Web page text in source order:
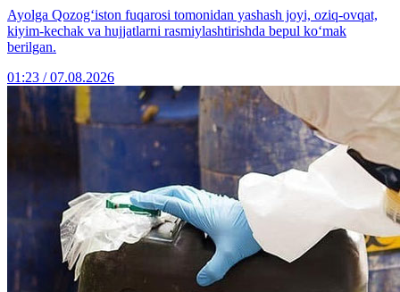
Ayolga Qozog‘iston fuqarosi tomonidan yashash joyi, oziq-ovqat,
kiyim-kechak va hujjatlarni rasmiylashtirishda bepul ko‘mak
berilgan.
01:23 / 07.08.2026